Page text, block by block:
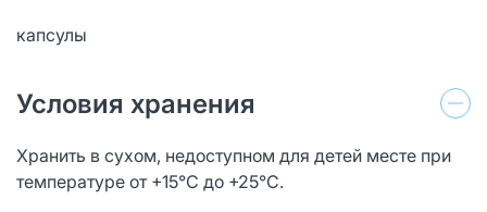
капсулы
Условия хранения
Хранить в сухом, недоступном для детей месте при
температуре от +15°С до +25°С.